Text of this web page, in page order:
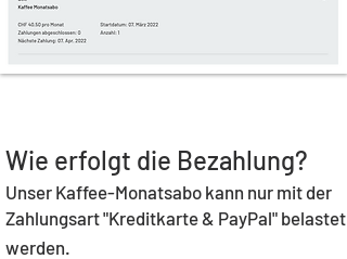
Wie erfolgt die Bezahlung?
Unser Kaffee-Monatsabo kann nur mit der
Zahlungsart "Kreditkarte & PayPal" belastet
werden.